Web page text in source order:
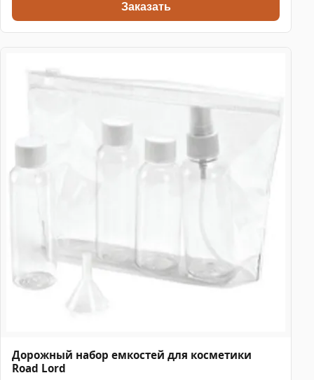
Заказать
Дорожный набор емкостей для косметики
Road Lord